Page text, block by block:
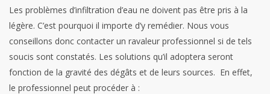
Les problèmes d’infiltration d’eau ne doivent pas être pris à la
légère. C’est pourquoi il importe d’y remédier. Nous vous
conseillons donc contacter un ravaleur professionnel si de tels
soucis sont constatés. Les solutions qu’il adoptera seront
fonction de la gravité des dégâts et de leurs sources. En effet,
le professionnel peut procéder à :